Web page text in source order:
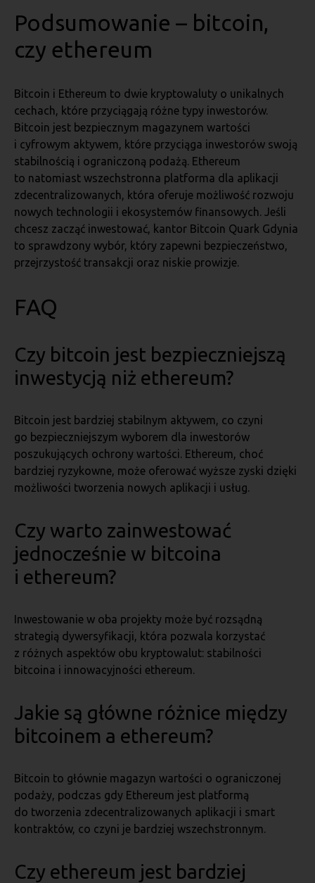
Podsumowanie – bitcoin,
czy ethereum
Bitcoin i Ethereum to dwie kryptowaluty o unikalnych
cechach, które przyciągają różne typy inwestorów.
Bitcoin jest bezpiecznym magazynem wartości
i cyfrowym aktywem, które przyciąga inwestorów swoją
stabilnością i ograniczoną podażą. Ethereum
to natomiast wszechstronna platforma dla aplikacji
zdecentralizowanych, która oferuje możliwość rozwoju
nowych technologii i ekosystemów finansowych. Jeśli
chcesz zacząć inwestować, kantor Bitcoin Quark Gdynia
to sprawdzony wybór, który zapewni bezpieczeństwo,
przejrzystość transakcji oraz niskie prowizje.
FAQ
Czy bitcoin jest bezpieczniejszą
inwestycją niż ethereum?
Bitcoin jest bardziej stabilnym aktywem, co czyni
go bezpieczniejszym wyborem dla inwestorów
poszukujących ochrony wartości. Ethereum, choć
bardziej ryzykowne, może oferować wyższe zyski dzięki
możliwości tworzenia nowych aplikacji i usług.
Czy warto zainwestować
jednocześnie w bitcoina
i ethereum?
Inwestowanie w oba projekty może być rozsądną
strategią dywersyfikacji, która pozwala korzystać
z różnych aspektów obu kryptowalut: stabilności
bitcoina i innowacyjności ethereum.
Jakie są główne różnice między
bitcoinem a ethereum?
Bitcoin to głównie magazyn wartości o ograniczonej
podaży, podczas gdy Ethereum jest platformą
do tworzenia zdecentralizowanych aplikacji i smart
kontraktów, co czyni je bardziej wszechstronnym.
Czy ethereum jest bardziej